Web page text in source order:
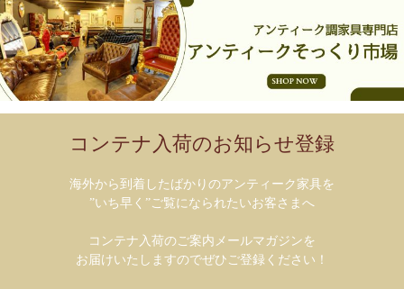
コンテナ入荷のお知らせ登録
海外から到着したばかりのアンティーク家具を
”いち早く”ご覧になられたいお客さまへ
コンテナ入荷のご案内メールマガジンを
お届けいたしますのでぜひご登録ください！